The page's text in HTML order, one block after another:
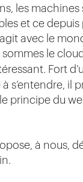
les
et ce depuis
avec le
le
Fort
s’entendre, il
principe du
à nous,